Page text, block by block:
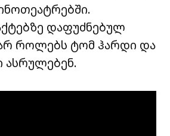
დაფუძნებულ
როლებს ტომ ჰარდი და
ასრულებენ.